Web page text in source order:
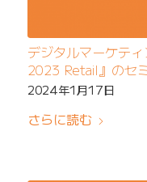
デジタルマーケテ
2023 Retail』のセ
2024年1月17日
さらに読む